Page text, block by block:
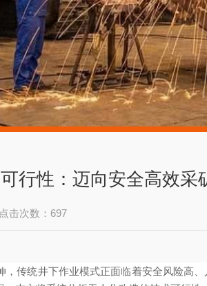
行性：迈向安全高效采
点击次数：697
，传统井下作业模式正面临着安全风险高